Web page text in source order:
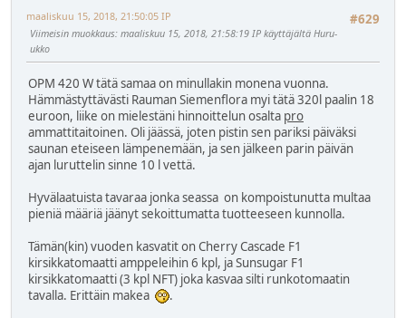
#629
maaliskuu 15, 2018, 21:50:05 IP
Viimeisin muokkaus: maaliskuu 15, 2018, 21:58:19 IP käyttäjältä Huru-
ukko
OPM 420 W tätä samaa on minullakin monena vuonna.
Hämmästyttävästi Rauman Siemenflora myi tätä 320l paalin 18
euroon, liike on mielestäni hinnoittelun osalta pro
ammattitaitoinen. Oli jäässä, joten pistin sen pariksi päiväksi
saunan eteiseen lämpenemään, ja sen jälkeen parin päivän
ajan luruttelin sinne 10 l vettä.
Hyvälaatuista tavaraa jonka seassa on kompoistunutta multaa
pieniä määriä jäänyt sekoittumatta tuotteeseen kunnolla.
Tämän(kin) vuoden kasvatit on Cherry Cascade F1
kirsikkatomaatti amppeleihin 6 kpl, ja Sunsugar F1
kirsikkatomaatti (3 kpl NFT) joka kasvaa silti runkotomaatin
tavalla. Erittäin makea
.